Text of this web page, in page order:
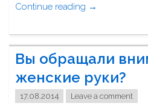
и
б
о
к
Continue reading "
к
а
ж
д
м
→
Вы обращали
женские руки?
17.08.2014 Leave a comment